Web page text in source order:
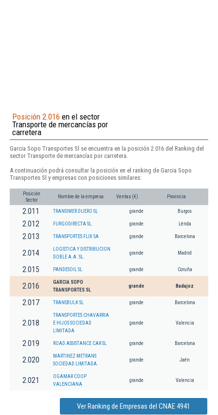
Posición 2.016 en el sector
Transporte de mercancías por
carretera
Garcia Sopo Transportes Sl se encuentra en la posición 2.016 del Ranking del
sector Transporte de mercancías por carretera.
A continuación podrá consultar la posición en el ranking de Garcia Sopo
Transportes Sl y empresas con posiciones similares:
Posición
Sector
Nombre de la empresa Ventas (€) Provincia
2.011 TRANSIMER DUERO SL grande Burgos
2.012 FURGODIRECTA SL. grande Lérida
2.013 TRANSPORTES FLIX SA grande Barcelona
2.014
LOGISTICA Y DISTRIBUCION
DOBLE A.A. SL.
grande Madrid
2.015 PANDESOIL SL grande Coruña
2.016
GARCIA SOPO
TRANSPORTES SL
grande Badajoz
2.017 TRANSBULK SL grande Barcelona
2.018
TRANSPORTES CHAVARRIA
E HIJOS SOCIEDAD
LIMITADA
grande Valencia
2.019 ROAD ASSISTANCE CAR SL grande Barcelona
2.020
MARTINEZ METRANS
SOCIEDAD LIMITADA.
grande Jaén
2.021
OGAMAR COOP
VALENCIANA
grande Valencia
Ver Ranking de Empresas del CNAE 4941